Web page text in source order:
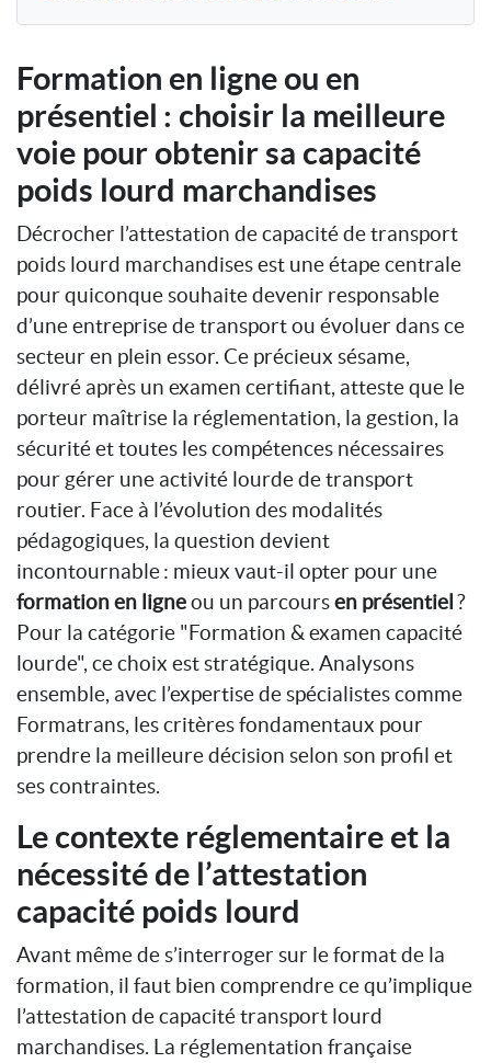
Formation en ligne ou en
présentiel : choisir la meilleure
voie pour obtenir sa capacité
poids lourd marchandises
Décrocher l’attestation de capacité de transport
poids lourd marchandises est une étape centrale
pour quiconque souhaite devenir responsable
d’une entreprise de transport ou évoluer dans ce
secteur en plein essor. Ce précieux sésame,
délivré après un examen certifiant, atteste que le
porteur maîtrise la réglementation, la gestion, la
sécurité et toutes les compétences nécessaires
pour gérer une activité lourde de transport
routier. Face à l’évolution des modalités
pédagogiques, la question devient
incontournable : mieux vaut-il opter pour une
formation en ligneou un parcoursen présentiel?
Pour la catégorie "Formation & examen capacité
lourde", ce choix est stratégique. Analysons
ensemble, avec l’expertise de spécialistes comme
Formatrans, les critères fondamentaux pour
prendre la meilleure décision selon son profil et
ses contraintes.
Le contexte réglementaire et la
nécessité de l’attestation
capacité poids lourd
Avant même de s’interroger sur le format de la
formation, il faut bien comprendre ce qu’implique
l’attestation de capacité transport lourd
marchandises. La réglementation française